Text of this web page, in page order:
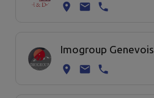
Imogroup Genevois